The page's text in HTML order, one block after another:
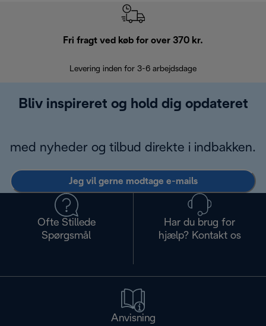
Fri fragt ved køb for over 370 kr.
Levering inden for 3-6 arbejdsdage
Bliv inspireret og hold dig opdateret
med nyheder og tilbud direkte i indbakken.
Jeg vil gerne modtage e-mails
Ofte Stillede
Spørgsmål
Har du brug for
hjælp? Kontakt os
Anvisning